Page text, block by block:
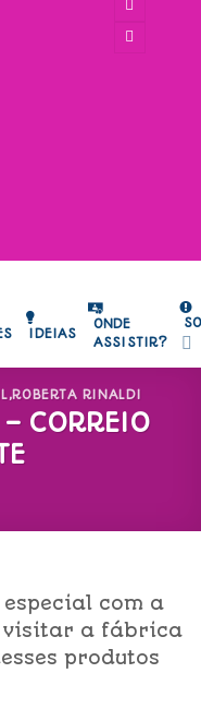
IDEIAS
ONDE
ASSISTIR?
,ROBERTA RINALDI
CORREIO
com a
visitar a fábrica
produtos